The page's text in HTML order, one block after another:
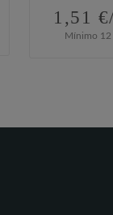
1,51
Mínimo 12